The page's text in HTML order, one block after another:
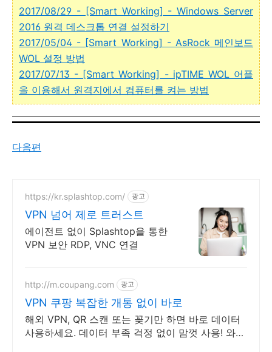
2017/08/29 - [Smart Working] - Windows Server
2016 원격 데스크톱 연결 설정하기
2017/05/04 - [Smart Working] - AsRock 메인보드
WOL 설정 방법
2017/07/13 - [Smart Working] - ipTIME WOL 어플
을 이용해서 원격지에서 컴퓨터를 켜는 방법
다음편
https://kr.splashtop.com/ 광고
VPN 넘어 제로 트러스트
에이전트 없이 Splashtop을 통한
VPN 보안 RDP, VNC 연결
http://m.coupang.com 광고
VPN 쿠팡 복잡한 개통 없이 바로
해외 VPN, QR 스캔 또는 꽂기만 하면 바로 데이터
사용하세요. 데이터 부족 걱정 없이 맘껏 사용! 와우